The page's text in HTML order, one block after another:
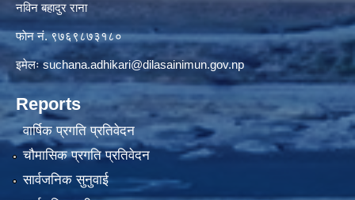
नविन बहादुर राना
फाेन नं. ९७६९८७३१८०
इमेलःsuchana.adhikari@dilasainimun.gov.np
Reports
वार्षिक प्रगति प्रतिवेदन
चौमासिक प्रगति प्रतिवेदन
सार्वजनिक सुनुवाई